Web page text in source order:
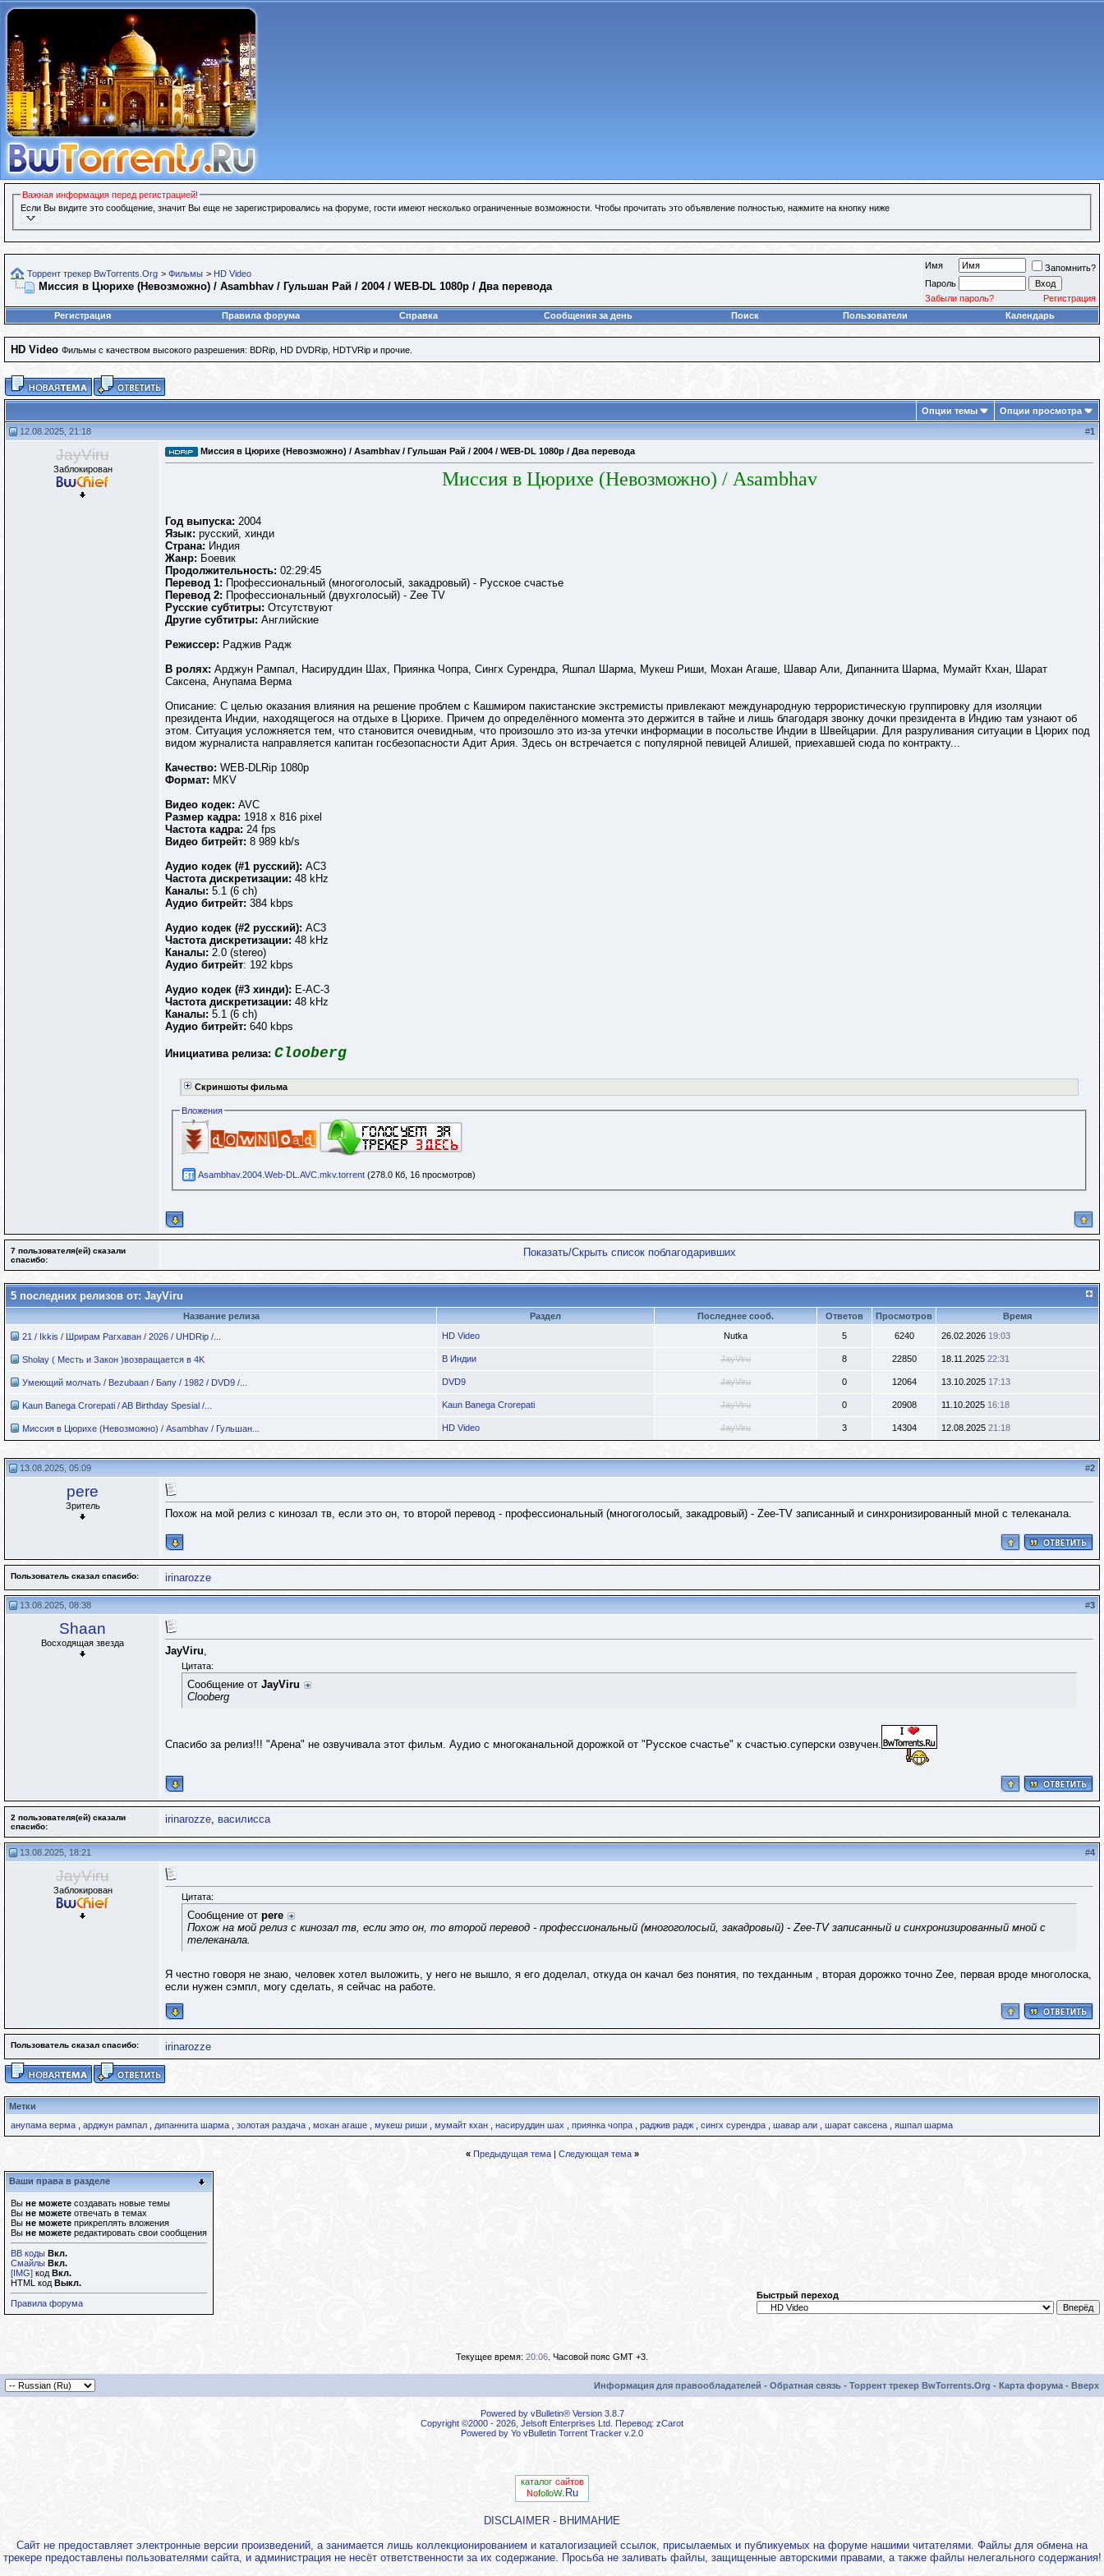
Важная информация перед регистрацией!
Если Вы видите это сообщение, значит Вы еще не зарегистрировались на форуме, гости имеют несколько ограниченные возможности. Чтобы прочитать это объявление полностью, нажмите на кнопку ниже
Торрент трекер BwTorrents.Org > Фильмы > HD Video
Миссия в Цюрихе (Невозможно) / Asambhav / Гульшан Рай / 2004 / WEB-DL 1080p / Два перевода
Имя
Запомнить?
Пароль
Забыли пароль?
Регистрация
Регистрация
Правила форума Справка Сообщения за день Поиск Пользователи Календарь
HD Video Фильмы с качеством высокого разрешения: BDRip, HD DVDRip, HDTVRip и прочие.
Опции темы Опции просмотра
12.08.2025, 21:18 #1
JayViru
Заблокирован
Миссия в Цюрихе (Невозможно) / Asambhav / Гульшан Рай / 2004 / WEB-DL 1080p / Два перевода
Миссия в Цюрихе (Невозможно) / Asambhav
Год выпуска: 2004
Язык: русский, хинди
Страна: Индия
Жанр: Боевик
Продолжительность: 02:29:45
Перевод 1: Профессиональный (многоголосый, закадровый) - Русское счастье
Перевод 2: Профессиональный (двухголосый) - Zee TV
Русские субтитры: Отсутствуют
Другие субтитры: Английские
Режиссер: Раджив Радж
В ролях: Арджун Рампал, Насируддин Шах, Приянка Чопра, Сингх Сурендра, Яшпал Шарма, Мукеш Риши, Мохан Агаше, Шавар Али, Дипаннита Шарма, Мумайт Кхан, Шарат
Саксена, Анупама Верма
Описание: С целью оказания влияния на решение проблем с Кашмиром пакистанские экстремисты привлекают международную террористическую группировку для изоляции
президента Индии, находящегося на отдыхе в Цюрихе. Причем до определённого момента это держится в тайне и лишь благодаря звонку дочки президента в Индию там узнают об
этом. Ситуация усложняется тем, что становится очевидным, что произошло это из-за утечки информации в посольстве Индии в Швейцарии. Для разруливания ситуации в Цюрих под
видом журналиста направляется капитан госбезопасности Адит Ария. Здесь он встречается с популярной певицей Алишей, приехавшей сюда по контракту...
Качество: WEB-DLRip 1080p
Формат: MKV
Видео кодек: AVC
Размер кадра: 1918 x 816 pixel
Частота кадра: 24 fps
Видео битрейт: 8 989 kb/s
Аудио кодек (#1 русский): AC3
Частота дискретизации: 48 kHz
Каналы: 5.1 (6 ch)
Аудио битрейт: 384 kbps
Аудио кодек (#2 русский): AC3
Частота дискретизации: 48 kHz
Каналы: 2.0 (stereo)
Аудио битрейт: 192 kbps
Аудио кодек (#3 хинди): E-AC-3
Частота дискретизации: 48 kHz
Каналы: 5.1 (6 ch)
Аудио битрейт: 640 kbps
Инициатива релиза: Clooberg
Скриншоты фильма
Вложения
Asambhav.2004.Web-DL.AVC.mkv.torrent (278.0 Кб, 16 просмотров)
7 пользователя(ей) сказали
cпасибо:
Показать/Скрыть список поблагодаривших
5 последних релизов от: JayViru
Название релиза Раздел Последнее сооб. Ответов Просмотров Время
21 / Ikkis / Шрирам Рагхаван / 2026 / UHDRip /... HD Video Nutka 5 6240 26.02.2026 19:03
Sholay ( Месть и Закон )возвращается в 4K В Индии JayViru 8 22850 18.11.2025 22:31
Умеющий молчать / Bezubaan / Бапу / 1982 / DVD9 /... DVD9 JayViru 0 12064 13.10.2025 17:13
Kaun Banega Crorepati / AB Birthday Spesial /... Kaun Banega Crorepati JayViru 0 20908 11.10.2025 16:18
Миссия в Цюрихе (Невозможно) / Asambhav / Гульшан... HD Video JayViru 3 14304 12.08.2025 21:18
13.08.2025, 05:09 #2
pere
Зритель
Похож на мой релиз с кинозал тв, если это он, то второй перевод - профессиональный (многоголосый, закадровый) - Zee-TV записанный и синхронизированный мной с телеканала.
Пользователь сказал cпасибо: irinarozze
13.08.2025, 08:38 #3
Shaan
Восходящая звезда
JayViru,
Цитата:
Сообщение от JayViru
Clooberg
Спасибо за релиз!!! "Арена" не озвучивала этот фильм. Аудио с многоканальной дорожкой от "Русское счастье" к счастью.суперски озвучен.
2 пользователя(ей) сказали
cпасибо:
irinarozze, василисса
13.08.2025, 18:21 #4
JayViru
Заблокирован
Цитата:
Сообщение от pere
Похож на мой релиз с кинозал тв, если это он, то второй перевод - профессиональный (многоголосый, закадровый) - Zee-TV записанный и синхронизированный мной с
телеканала.
Я честно говоря не знаю, человек хотел выложить, у него не вышло, я его доделал, откуда он качал без понятия, по техданным , вторая дорожко точно Zee, первая вроде многолоска,
если нужен сэмпл, могу сделать, я сейчас на работе.
Пользователь сказал cпасибо: irinarozze
Метки
анупама верма
арджун рампал дипаннита шарма золотая раздача мохан агаше мукеш риши мумайт кхан насируддин шах приянка чопра раджив радж сингх сурендра шавар али шарат саксена яшпал шарма
« Предыдущая тема| Следующая тема »
Ваши права в разделе
Вы не можете создавать новые темы
Вы не можете отвечать в темах
Вы не можете прикреплять вложения
Вы не можете редактировать свои сообщения
BB коды Вкл.
Смайлы Вкл.
[IMG] код Вкл.
HTML код Выкл.
Правила форума
Быстрый переход
Текущее время: 20:06 . Часовой пояс GMT +3.
Информация для правообладателей - Обратная связь - Торрент трекер BwTorrents.Org - Карта форума - Вверх
Powered by vBulletin® Version 3.8.7
Copyright ©2000 - 2026, Jelsoft Enterprises Ltd. Перевод: zCarot
Powered by Yo vBulletin Torrent Tracker v.2.0
каталог сайтов
NofolloW.Ru
DISCLAIMER - ВНИМАНИЕ
Сайт не предоставляет электронные версии произведений, а занимается лишь коллекционированием и каталогизацией ссылок, присылаемых и публикуемых на форуме нашими читателями. Файлы для обмена на
трекере предоставлены пользователями сайта, и администрация не несёт ответственности за их содержание. Просьба не заливать файлы, защищенные авторскими правами, а также файлы нелегального содержания!